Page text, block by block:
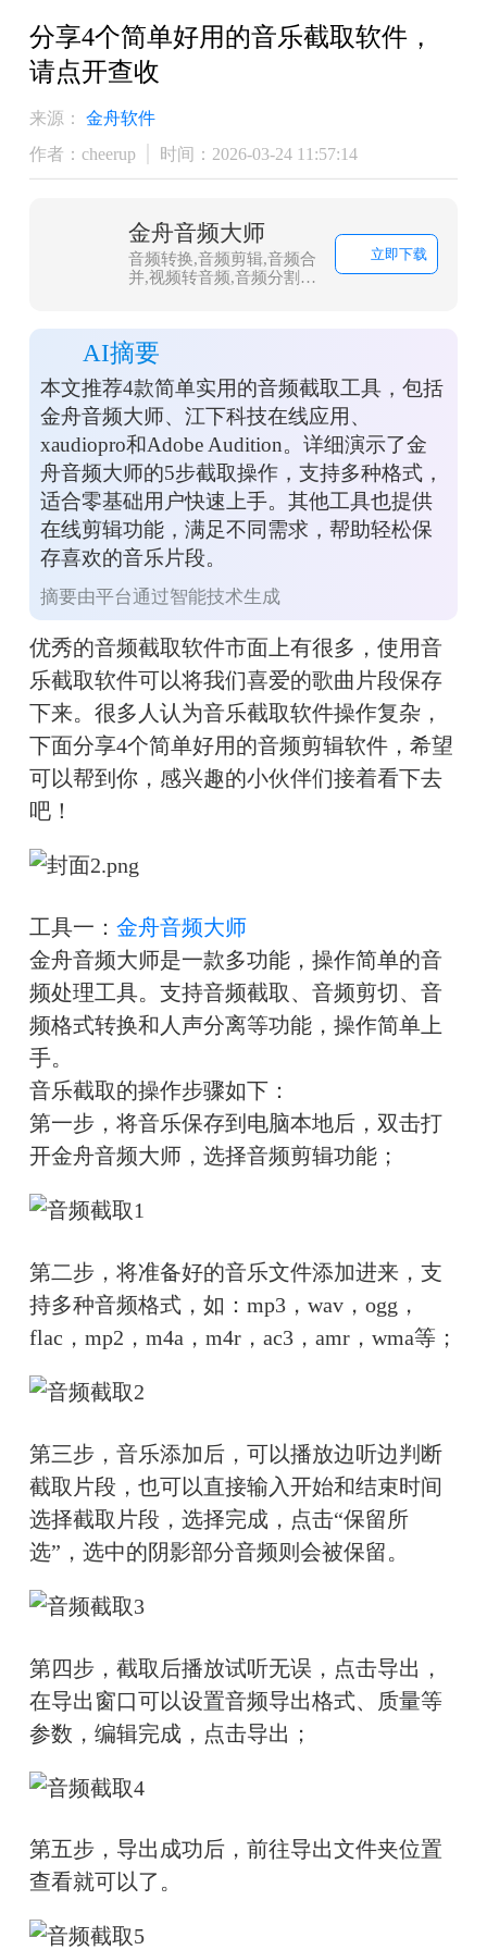
分享4个简单好用的音乐截取软件，
请点开查收
来源：
金舟软件
作者：cheerup
时间：2026-03-24 11:57:14
金舟音频大师
音频转换,音频剪辑,音频合
并,视频转音频,音频分割,
立即下载
AI摘要
本文推荐4款简单实用的音频截取工具，包括
金舟音频大师、江下科技在线应用、
xaudiopro和Adobe Audition。详细演示了金
舟音频大师的5步截取操作，支持多种格式，
适合零基础用户快速上手。其他工具也提供
在线剪辑功能，满足不同需求，帮助轻松保
存喜欢的音乐片段。
摘要由平台通过智能技术生成
优秀的音频截取软件市面上有很多，使用音
乐截取软件可以将我们喜爱的歌曲片段保存
下来。很多人认为音乐截取软件操作复杂，
下面分享4个简单好用的音频剪辑软件，希望
可以帮到你，感兴趣的小伙伴们接着看下去
吧！
工具一： 金舟音频大师
金舟音频大师是一款多功能，操作简单的音
频处理工具。支持音频截取、音频剪切、音
频格式转换和人声分离等功能，操作简单上
手。
音乐截取的操作步骤如下：
第一步，将音乐保存到电脑本地后，双击打
开金舟音频大师，选择音频剪辑功能；
第二步，将准备好的音乐文件添加进来，支
持多种音频格式，如：mp3，wav，ogg，
flac，mp2，m4a，m4r，ac3，amr，wma等；
第三步，音乐添加后，可以播放边听边判断
截取片段，也可以直接输入开始和结束时间
选择截取片段，选择完成，点击“保留所
选”，选中的阴影部分音频则会被保留。
第四步，截取后播放试听无误，点击导出，
在导出窗口可以设置音频导出格式、质量等
参数，编辑完成，点击导出；
第五步，导出成功后，前往导出文件夹位置
查看就可以了。